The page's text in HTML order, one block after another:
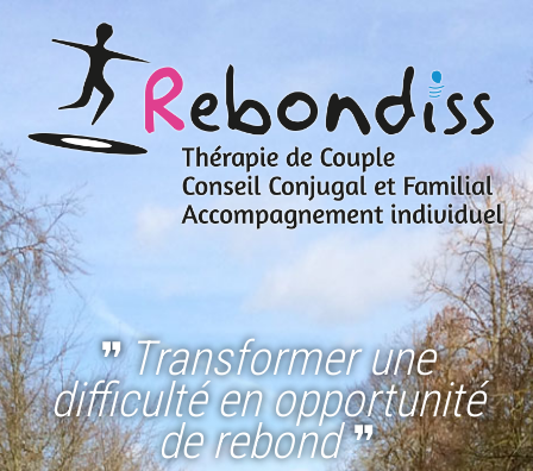
❞ Transformer une
difficulté en opportunité
de rebond❞